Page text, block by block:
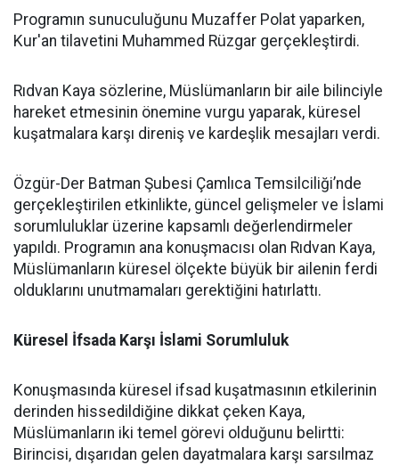
Programın sunuculuğunu Muzaffer Polat yaparken,
Kur'an tilavetini Muhammed Rüzgar gerçekleştirdi.
Rıdvan Kaya sözlerine, Müslümanların bir aile bilinciyle
hareket etmesinin önemine vurgu yaparak, küresel
kuşatmalara karşı direniş ve kardeşlik mesajları verdi.
Özgür-Der Batman Şubesi Çamlıca Temsilciliği’nde
gerçekleştirilen etkinlikte, güncel gelişmeler ve İslami
sorumluluklar üzerine kapsamlı değerlendirmeler
yapıldı. Programın ana konuşmacısı olan Rıdvan Kaya,
Müslümanların küresel ölçekte büyük bir ailenin ferdi
olduklarını unutmamaları gerektiğini hatırlattı.
Küresel İfsada Karşı İslami Sorumluluk
Konuşmasında küresel ifsad kuşatmasının etkilerinin
derinden hissedildiğine dikkat çeken Kaya,
Müslümanların iki temel görevi olduğunu belirtti:
Birincisi, dışarıdan gelen dayatmalara karşı sarsılmaz